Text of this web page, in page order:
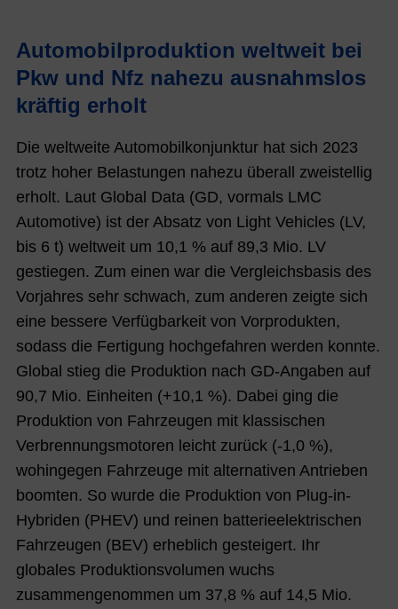
Automobilproduktion weltweit bei
Pkw und Nfz nahezu ausnahmslos
kräftig erholt
Die weltweite Automobilkonjunktur hat sich 2023
trotz hoher Belastungen nahezu überall zweistellig
erholt. Laut Global Data (GD, vormals LMC
Automotive) ist der Absatz von Light Vehicles (LV,
bis 6 t) weltweit um 10,1 % auf 89,3 Mio. LV
gestiegen. Zum einen war die Vergleichsbasis des
Vorjahres sehr schwach, zum anderen zeigte sich
eine bessere Verfügbarkeit von Vorprodukten,
sodass die Fertigung hochgefahren werden konnte.
Global stieg die Produktion nach GD-Angaben auf
90,7 Mio. Einheiten (+10,1 %). Dabei ging die
Produktion von Fahrzeugen mit klassischen
Verbrennungsmotoren leicht zurück (-1,0 %),
wohingegen Fahrzeuge mit alternativen Antrieben
boomten. So wurde die Produktion von Plug-in-
Hybriden (PHEV) und reinen batterieelektrischen
Fahrzeugen (BEV) erheblich gesteigert. Ihr
globales Produktionsvolumen wuchs
zusammengenommen um 37,8 % auf 14,5 Mio.